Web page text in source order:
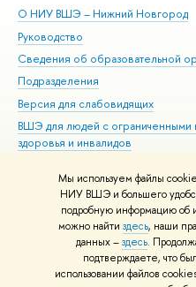
Мы используем файлы
НИУ ВШЭ и большего
подробную информацию об
можно найти здесь, наши
данных –здесь.
подтверждаете, что
использовании файлов
О НИУ ВШЭ – Нижний Новгород
Руководство
Сведения об образовательной
Подразделения
Версия для слабовидящих
ВШЭ для людей с ограниченными
здоровья и инвалидов
© НИУ ВШЭ 1993–2026 Адреса и